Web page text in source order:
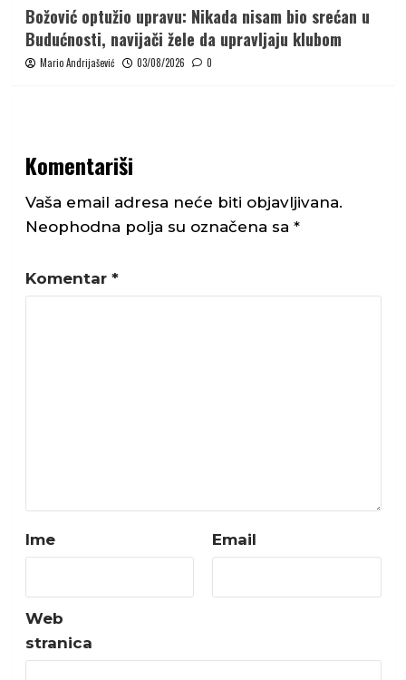
Božović optužio upravu: Nikada nisam bio srećan u
Budućnosti, navijači žele da upravljaju klubom
Mario Andrijašević 03/08/2026 0
Komentariši
Vaša email adresa neće biti objavljivana.
Neophodna polja su označena sa *
Komentar *
Ime Email
Web
stranica